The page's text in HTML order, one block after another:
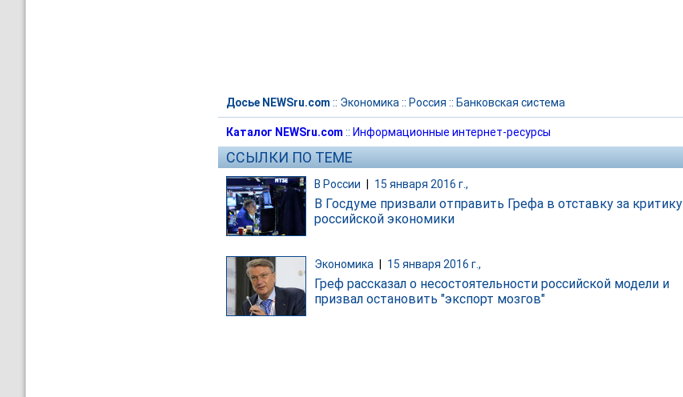
Досье NEWSru.com :: Экономика :: Россия :: Банковская система
Каталог NEWSru.com :: Информационные интернет-ресурсы
ССЫЛКИ ПО ТЕМЕ
В России 15 января 2016 г.,
В Госдуме призвали отправить Грефа в отставку за критику
российской экономики
Экономика 15 января 2016 г.,
Греф рассказал о несостоятельности российской модели и
призвал остановить "экспорт мозгов"